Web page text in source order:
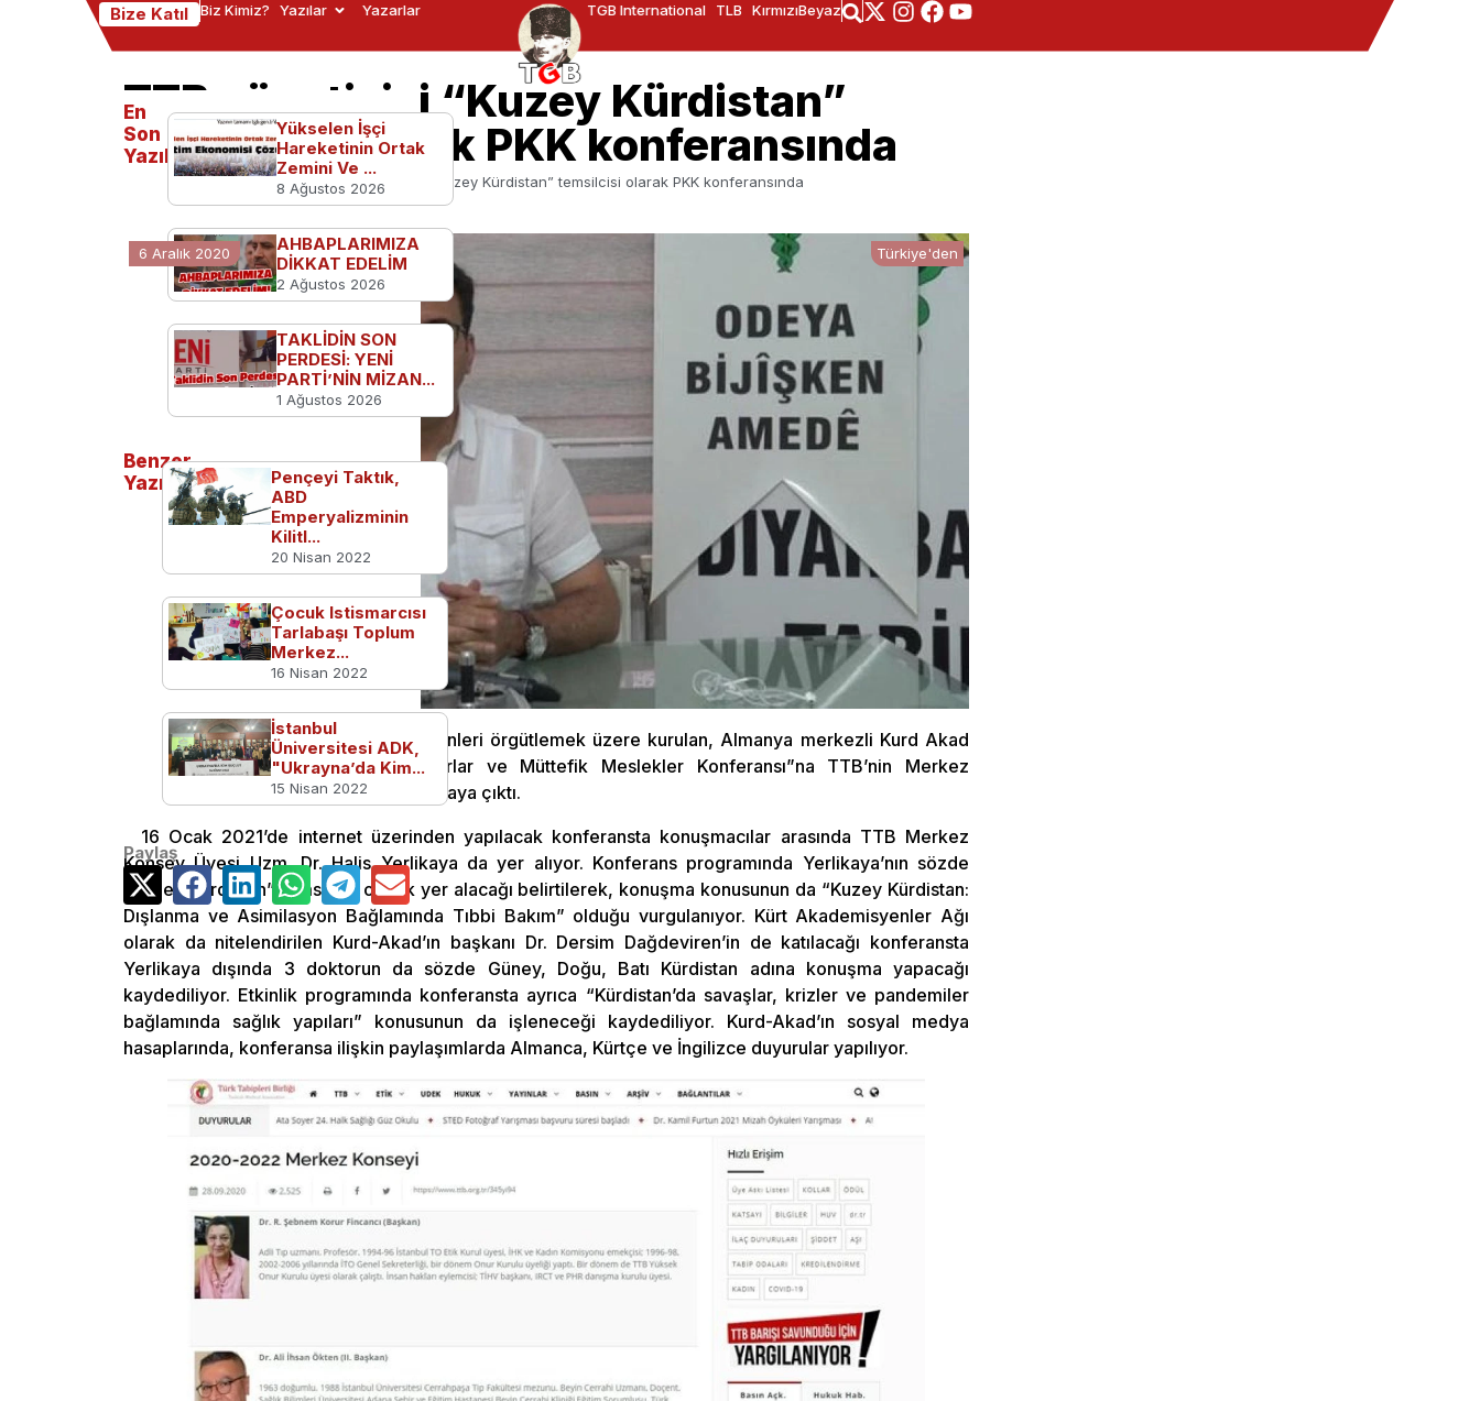
Bize Katıl Biz Kimiz? Yazılar Yazarlar TGB International TLB KırmızıBeyaz
TTB yöneticisi “Kuzey Kürdistan”
temsilcisi olarak PKK konferansında
Ana Sayfa Türkiye'den TTB yöneticisi “Kuzey Kürdistan” temsilcisi olarak PKK konferansında
6 Aralık 2020 Türkiye'den
Avrupa’da PKK’ya bağlı akademisyenleri örgütlemek üzere kurulan, Almanya merkezli Kurd Akad
Derneği’nin düzenlediği “Kürt Doktorlar ve Müttefik Meslekler Konferansı”na TTB’nin Merkez
Konseyi’nden bir ismin de katılacağı ortaya çıktı.
16 Ocak 2021’de internet üzerinden yapılacak konferansta konuşmacılar arasında TTB Merkez
Konsey Üyesi Uzm. Dr. Halis Yerlikaya da yer alıyor. Konferans programında Yerlikaya’nın sözde
“Kuzey Kürdistan” temsilcisi olarak yer alacağı belirtilerek, konuşma konusunun da “Kuzey Kürdistan:
Dışlanma ve Asimilasyon Bağlamında Tıbbi Bakım” olduğu vurgulanıyor. Kürt Akademisyenler Ağı
olarak da nitelendirilen Kurd-Akad’ın başkanı Dr. Dersim Dağdeviren’in de katılacağı konferansta
Yerlikaya dışında 3 doktorun da sözde Güney, Doğu, Batı Kürdistan adına konuşma yapacağı
kaydediliyor. Etkinlik programında konferansta ayrıca “Kürdistan’da savaşlar, krizler ve pandemiler
bağlamında sağlık yapıları” konusunun da işleneceği kaydediliyor. Kurd-Akad’ın sosyal medya
hasaplarında, konferansa ilişkin paylaşımlarda Almanca, Kürtçe ve İngilizce duyurular yapılıyor.
En
Son
Yazılanlar
Yükselen İşçi
Hareketinin Ortak
Zemini Ve ...
8 Ağustos 2026
AHBAPLARIMIZA
DİKKAT EDELİM
2 Ağustos 2026
TAKLİDİN SON
PERDESİ: YENİ
PARTİ’NİN MİZAN...
1 Ağustos 2026
Benzer
Yazılar
Pençeyi Taktık,
ABD
Emperyalizminin
Kilitl...
20 Nisan 2022
Çocuk Istismarcısı
Tarlabaşı Toplum
Merkez...
16 Nisan 2022
İstanbul
Üniversitesi ADK,
"Ukrayna’da Kim...
15 Nisan 2022
Paylaş